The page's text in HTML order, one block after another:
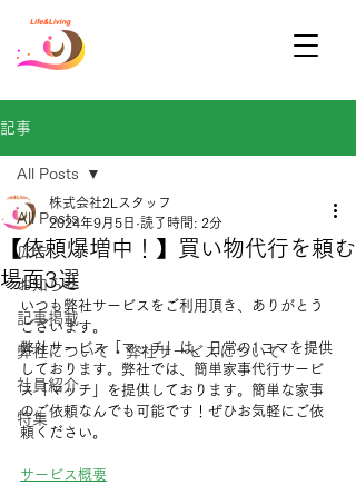
記事
All Posts
広告
お知らせ
記事掲載
弊社について・弊社サービスについて
社員紹介
特集
All Posts
【依頼爆増中！】買い物代行を頼む
場面3選
株式会社2Lスタッフ
2024年9月5日 読了時間: 2分
いつも弊社サービスをご利用頂き、ありがとう
ございます。
弊社サービス「マッチ」は、日常の1コマを提供
しております。弊社では、簡単家事代行サービ
ス「マッチ」を提供しております。簡単な家事
のご依頼なんでも可能です！ぜひお気軽にご依
頼ください。
サービス概要